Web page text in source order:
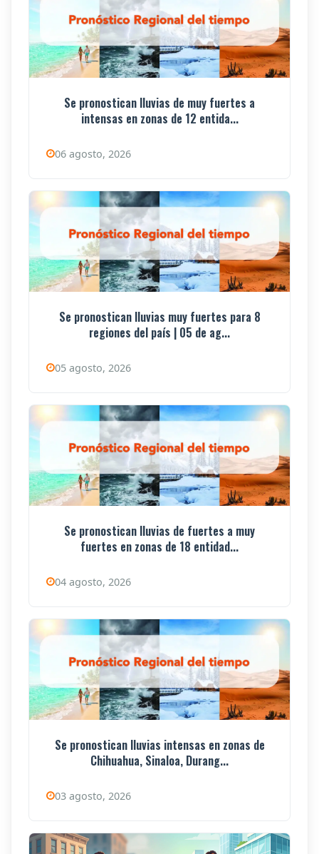
Se pronostican lluvias de muy fuertes a
intensas en zonas de 12 entida...
06 agosto, 2026
Se pronostican lluvias muy fuertes para 8
regiones del país | 05 de ag...
05 agosto, 2026
Se pronostican lluvias de fuertes a muy
fuertes en zonas de 18 entidad...
04 agosto, 2026
Se pronostican lluvias intensas en zonas de
Chihuahua, Sinaloa, Durang...
03 agosto, 2026